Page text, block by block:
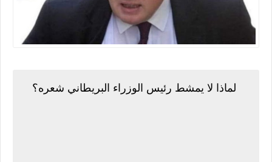
لماذا لا يمشط رئيس الوزراء البريطاني شعره؟